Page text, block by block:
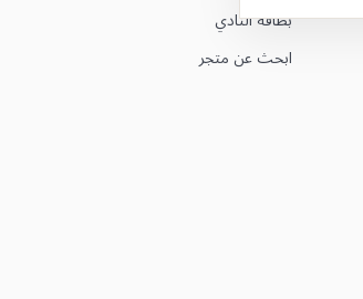
بطاقة النادي
ابحث عن متجر